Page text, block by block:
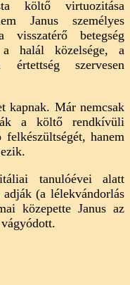
költő virtuozitása
Janus személyes
visszatérő betegség
a halál közelsége, a
szervesen
kapnak. Már nemcsak
a költő rendkívüli
hanem
tanulóévei alatt
(a lélekvándorlás
közepette Janus az